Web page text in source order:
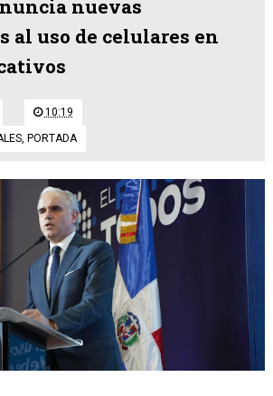
nuevas
al uso de celulares en
10:19
, PORTADA